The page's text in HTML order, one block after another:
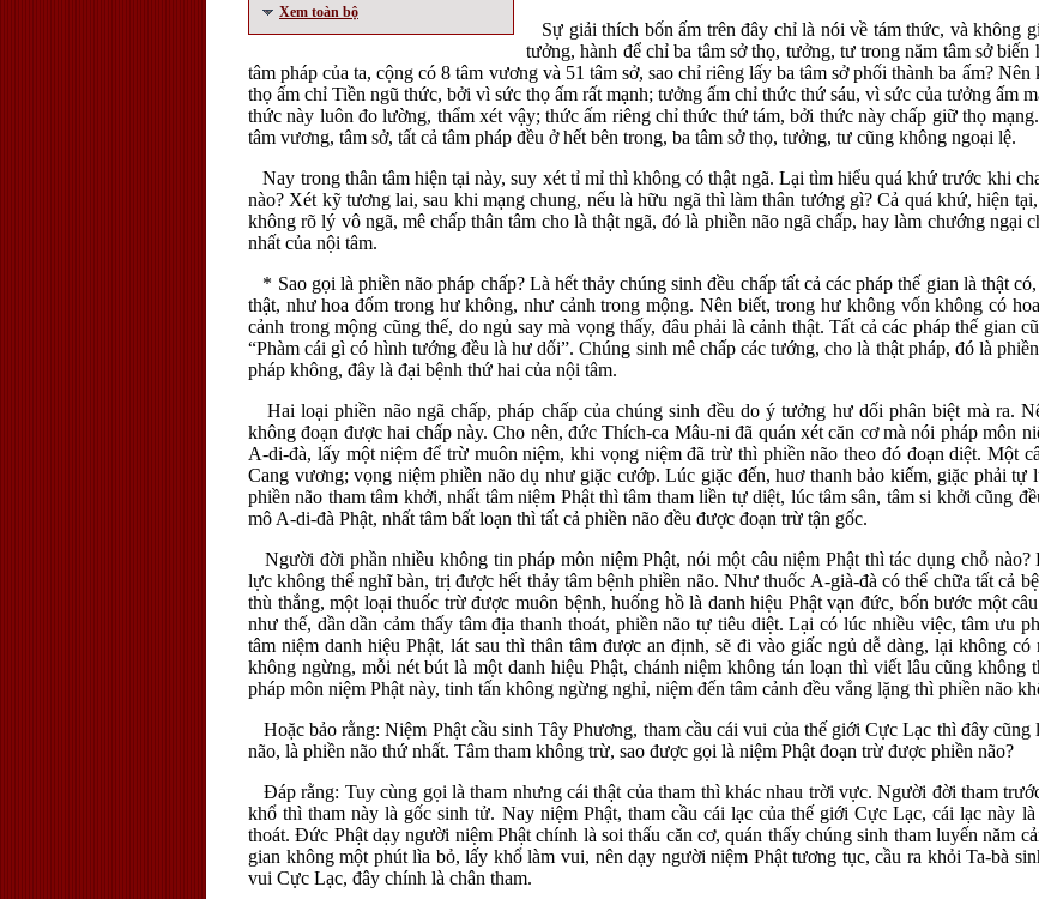
Xem toàn bộ
Sự giải thích bốn ấm trên đây chỉ là nói về tám thức, và không
tưởng, hành để chỉ ba tâm sở thọ, tưởng, tư trong năm tâm sở
tâm pháp của ta, cộng có 8 tâm vương và 51 tâm sở, sao chỉ riêng lấy ba tâm sở phối thành ba ấm?
thọ ấm chỉ Tiền ngũ thức, bởi vì sức thọ ấm rất mạnh; tưởng ấm chỉ thức thứ sáu, vì sức của tưởng ấm
thức này luôn đo lường, thẩm xét vậy; thức ấm riêng chỉ thức thứ tám, bởi thức này chấp giữ thọ
tâm vương, tâm sở, tất cả tâm pháp đều ở hết bên trong, ba tâm sở thọ, tưởng, tư cũng không ngoại lệ.
Nay trong thân tâm hiện tại này, suy xét tỉ mỉ thì không có thật ngã. Lại tìm hiểu quá khứ trước khi
nào? Xét kỹ tương lai, sau khi mạng chung, nếu là hữu ngã thì làm thân tướng gì? Cả quá khứ, hiện
không rõ lý vô ngã, mê chấp thân tâm cho là thật ngã, đó là phiền não ngã chấp, hay làm chướng ngại
nhất của nội tâm.
* Sao gọi là phiền não pháp chấp? Là hết thảy chúng sinh đều chấp tất cả các pháp thế gian là thật
thật, như hoa đốm trong hư không, như cảnh trong mộng. Nên biết, trong hư không vốn không có
cảnh trong mộng cũng thế, do ngủ say mà vọng thấy, đâu phải là cảnh thật. Tất cả các pháp thế gian
“Phàm cái gì có hình tướng đều là hư dối”. Chúng sinh mê chấp các tướng, cho là thật pháp, đó là
pháp không, đây là đại bệnh thứ hai của nội tâm.
Hai loại phiền não ngã chấp, pháp chấp của chúng sinh đều do ý tưởng hư dối phân biệt mà ra.
không đoạn được hai chấp này. Cho nên, đức Thích-ca Mâu-ni đã quán xét căn cơ mà nói pháp môn
A-di-đà, lấy một niệm để trừ muôn niệm, khi vọng niệm đã trừ thì phiền não theo đó đoạn diệt. Một
Cang vương; vọng niệm phiền não dụ như giặc cướp. Lúc giặc đến, huơ thanh bảo kiếm, giặc phải tự
phiền não tham tâm khởi, nhất tâm niệm Phật thì tâm tham liền tự diệt, lúc tâm sân, tâm si khởi cũng
mô A-di-đà Phật, nhất tâm bất loạn thì tất cả phiền não đều được đoạn trừ tận gốc.
Người đời phần nhiều không tin pháp môn niệm Phật, nói một câu niệm Phật thì tác dụng chỗ nào?
lực không thể nghĩ bàn, trị được hết thảy tâm bệnh phiền não. Như thuốc A-già-đà có thể chữa tất cả
thù thắng, một loại thuốc trừ được muôn bệnh, huống hồ là danh hiệu Phật vạn đức, bốn bước một
như thế, dần dần cảm thấy tâm địa thanh thoát, phiền não tự tiêu diệt. Lại có lúc nhiều việc, tâm ưu
tâm niệm danh hiệu Phật, lát sau thì thân tâm được an định, sẽ đi vào giấc ngủ dễ dàng, lại không
không ngừng, mỗi nét bút là một danh hiệu Phật, chánh niệm không tán loạn thì viết lâu cũng không
pháp môn niệm Phật này, tinh tấn không ngừng nghỉ, niệm đến tâm cảnh đều vắng lặng thì phiền não
Hoặc bảo rằng: Niệm Phật cầu sinh Tây Phương, tham cầu cái vui của thế giới Cực Lạc thì đây cũng
não, là phiền não thứ nhất. Tâm tham không trừ, sao được gọi là niệm Phật đoạn trừ được phiền não?
Đáp rằng: Tuy cùng gọi là tham nhưng cái thật của tham thì khác nhau trời vực. Người đời tham
khổ thì tham này là gốc sinh tử. Nay niệm Phật, tham cầu cái lạc của thế giới Cực Lạc, cái lạc này
thoát. Đức Phật dạy người niệm Phật chính là soi thấu căn cơ, quán thấy chúng sinh tham luyến năm
gian không một phút lìa bỏ, lấy khổ làm vui, nên dạy người niệm Phật tương tục, cầu ra khỏi Ta-bà
vui Cực Lạc, đây chính là chân tham.